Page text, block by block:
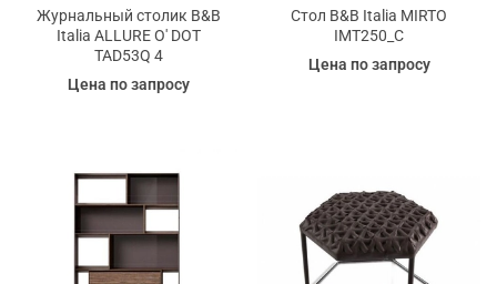
Журнальный столик B&B
Italia ALLURE O' DOT
TAD53Q 4
Цена по запросу
Стол B&B Italia MIRTO
IMT250_C
Цена по запросу